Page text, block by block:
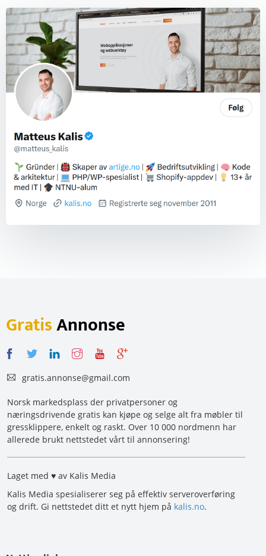
GratisAnnonse
gratis.annonse@gmail.com
Norsk markedsplass der privatpersoner og
næringsdrivende gratis kan kjøpe og selge alt fra møbler til
gressklippere, enkelt og raskt. Over 10 000 nordmenn har
allerede brukt nettstedet vårt til annonsering!
Laget med ♥ av Kalis Media
Kalis Media spesialiserer seg på effektiv serveroverføring
og drift. Gi nettstedet ditt et nytt hjem på kalis.no.